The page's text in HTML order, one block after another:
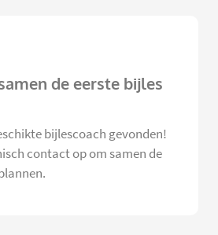
de eerste bijles
bijlescoach gevonden!
contact op om samen de